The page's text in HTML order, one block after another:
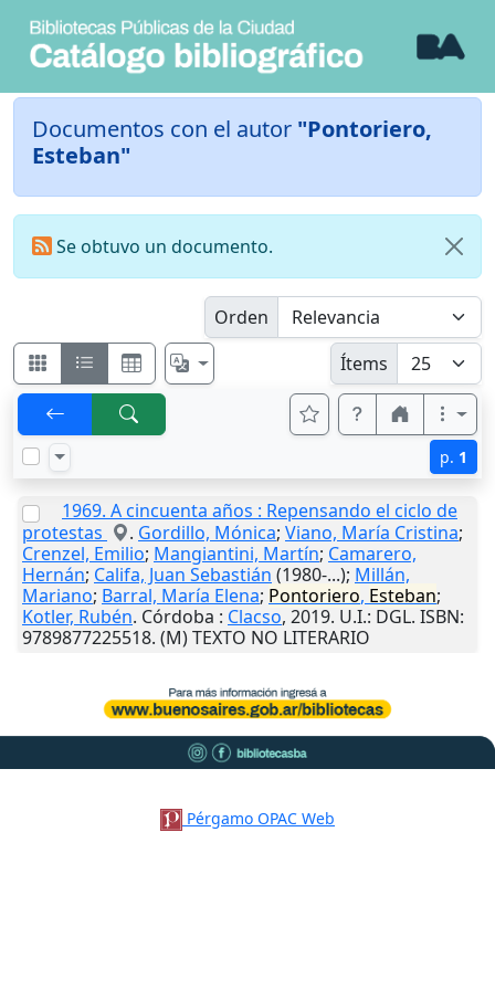
Documentos con el autor "Pontoriero,
Esteban"
Se obtuvo un documento.
Orden
Ítems
p. 1
1969. A cincuenta años : Repensando el ciclo de
protestas
. Gordillo, Mónica; Viano, María Cristina;
Crenzel, Emilio; Mangiantini, Martín; Camarero,
Hernán; Califa, Juan Sebastián (1980-...); Millán,
Mariano; Barral, María Elena; Pontoriero, Esteban;
Kotler, Rubén. Córdoba : Clacso, 2019. U.I.: DGL. ISBN:
9789877225518. (M) TEXTO NO LITERARIO
Pérgamo OPAC Web